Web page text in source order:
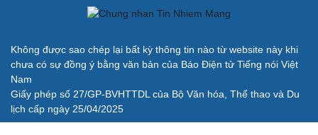
Không được sao chép lại bất kỳ thông tin nào từ website này khi
chưa có sự đồng ý bằng văn bản của Báo Điện tử Tiếng nói Việt
Nam
Giấy phép số 27/GP-BVHTTDL của Bộ Văn hóa, Thể thao và Du
lịch cấp ngày 25/04/2025